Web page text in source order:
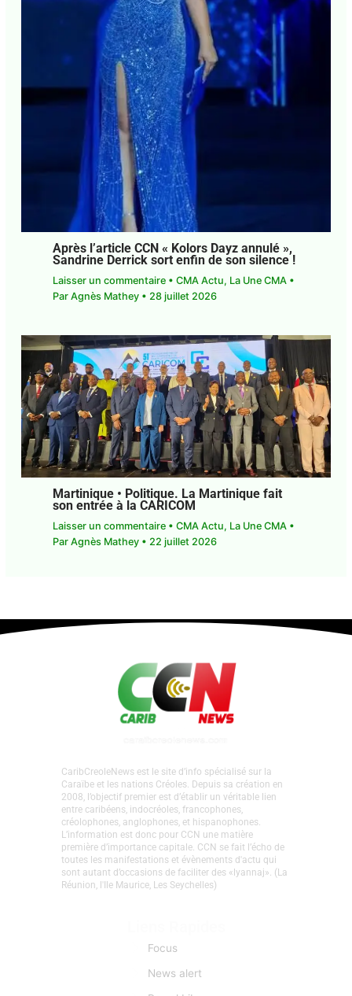
Après l’article CCN « Kolors Dayz annulé »,
Sandrine Derrick sort enfin de son silence !
Laisser un commentaire • CMA Actu, La Une CMA •
Par Agnès Mathey • 28 juillet 2026
Martinique • Politique. La Martinique fait
son entrée à la CARICOM
Laisser un commentaire • CMA Actu, La Une CMA •
Par Agnès Mathey • 22 juillet 2026
CaribCreoleNews est le site d’info spécialisé sur la
Caraïbe et les nations Créoles. Depuis sa création en
2008, l’objectif premier est d’établir un véritable lien
entre caribéens, indocréoles, francophones,
créolophones, anglophones, et hispanophones.
L’information est donc pour CCN une matière
première d’importance capitale. CCN se fait l’écho de
toutes les manifestations et évènements d'actu qui
sont autant d’occasions de faciliter des «lyannaj». (La
Réunion, l'Ile Maurice, Les Seychelles)
Focus
News alert